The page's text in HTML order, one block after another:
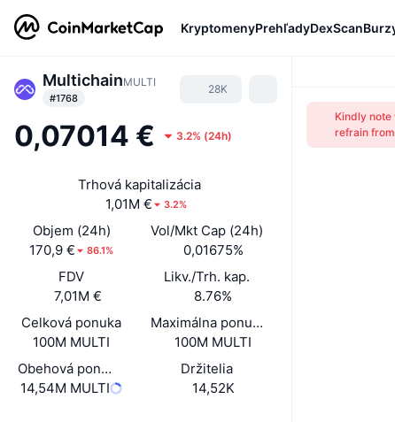
KryptomenyPrehľadyDexScan
MultichainMULTI
#1768
28K
0,07014 € 3.2% (24h)
Trhová kapitalizácia
1,01M €
3.2%
Objem (24h)
170,9 €
86.1%
Vol/Mkt Cap (24h)
0,01675%
FDV
7,01M €
Likv./Trh. kap.
8.76%
Celková ponuka
100M MULTI
Maximálna ponuka
100M MULTI
Obehová ponuka
14,54M MULTI
Držitelia
14,52K
Kindly
refrain